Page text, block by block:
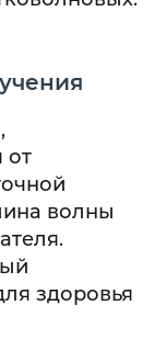
от
волны
здоровья